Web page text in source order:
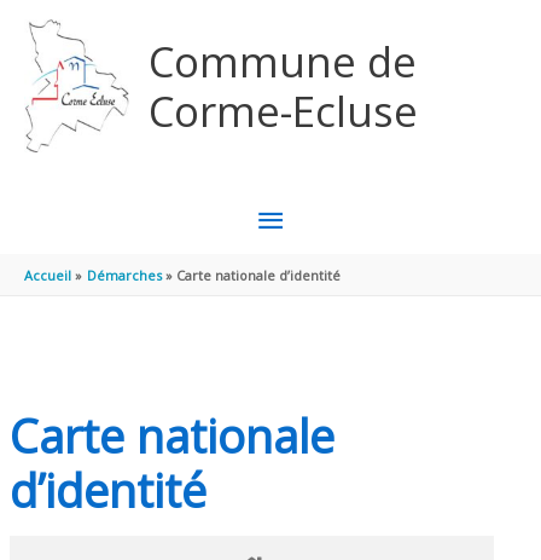
Commune de
Corme-Ecluse
MENU
PRINCIPAL
Accueil Démarches Carte nationale d’identité
Carte nationale
d’identité